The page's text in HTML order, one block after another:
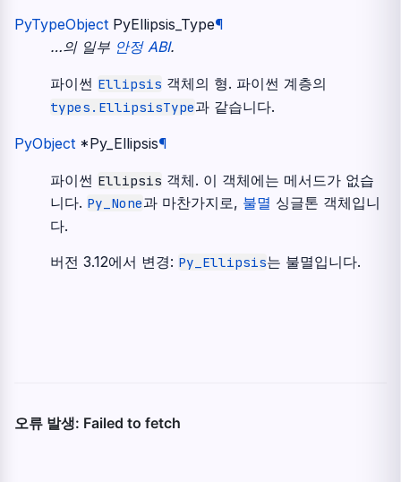
PyTypeObject PyEllipsis_Type¶
…의 일부 안정 ABI.
파이썬 Ellipsis 객체의 형. 파이썬 계층의
types.EllipsisType과 같습니다.
PyObject *Py_Ellipsis¶
파이썬 Ellipsis 객체. 이 객체에는 메서드가 없습
니다. Py_None과 마찬가지로, 불멸 싱글톤 객체입니
다.
버전 3.12에서 변경: Py_Ellipsis는 불멸입니다.